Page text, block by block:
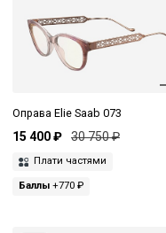
Оправа Elie Saab 073
15 400 ₽ 30 750 ₽
Плати частями
Баллы +770 ₽